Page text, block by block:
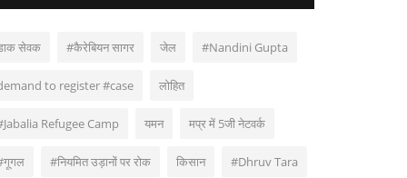
सेवक #कैरेबियन सागर जेल #Nandini Gupta
to register #case लोहित
Refugee Camp यमन मप्र में 5जी नेटवर्क
#नियमित उड़ानों पर रोक किसान #Dhruv Tara